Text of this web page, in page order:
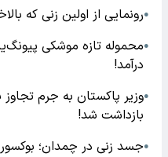
●رونمایی از اولین زنی که
●محموله تازه موشکی
درآمد!
●وزیر پاکستان به جرم
بازداشت شد!
●جسد زنی در چمدان؛